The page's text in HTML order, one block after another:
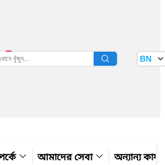
তথ্য বাতায়ন BN
আমাদের সেবা অন্যান্য